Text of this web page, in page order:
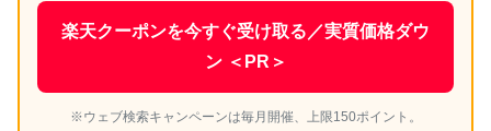
楽天クーポンを今すぐ受け取る／実質価格ダウ
ン ＜PR＞
※ウェブ検索キャンペーンは毎月開催、上限150ポイント。